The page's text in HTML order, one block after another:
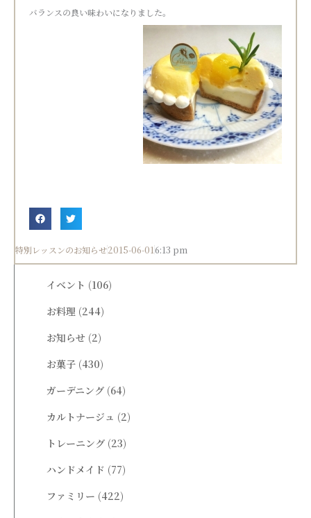
バランスの良い味わいになりました。
特別レッスンのお知らせ2015-06-016:13 pm
イベント (106)
お料理 (244)
お知らせ (2)
お菓子 (430)
ガーデニング (64)
カルトナージュ (2)
トレーニング (23)
ハンドメイド (77)
ファミリー (422)